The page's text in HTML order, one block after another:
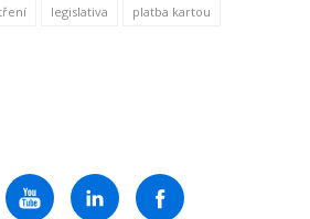
legislativa platba kartou